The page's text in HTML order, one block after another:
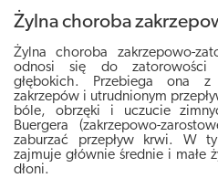
Żylna choroba
Żylna choroba zakrzepowo-
odnosi się do zatorowości
głębokich.
Przebiega ona z
zakrzepów i utrudnionym
bóle, obrzęki i uczucie
Buergera (zakrzepowo-
zaburzać przepływ krwi. W
zajmuje głównie średnie i małe
dłoni.